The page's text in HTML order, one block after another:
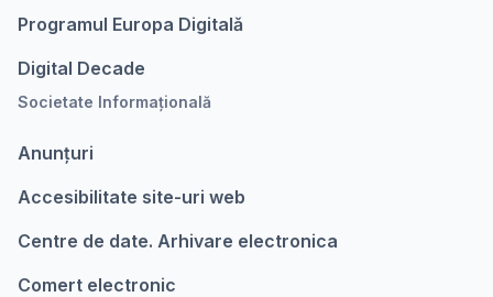
Programul Europa Digitalǎ
Digital Decade
Societate Informațională
Anunțuri
Accesibilitate site-uri web
Centre de date. Arhivare electronica
Comert electronic